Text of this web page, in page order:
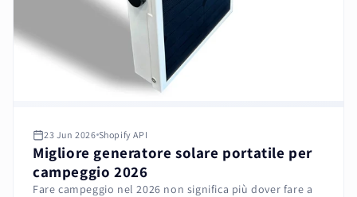
23 Jun 2026 Shopify API
Migliore generatore solare portatile per
campeggio 2026
Fare campeggio nel 2026 non significa più dover fare a